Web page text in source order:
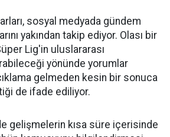
sosyal medyada gündem
yakından takip ediyor. Olası bir
Lig'in uluslararası
yönünde yorumlar
gelmeden kesin bir sonuca
de ifade ediliyor.
gelişmelerin kısa süre içerisinde